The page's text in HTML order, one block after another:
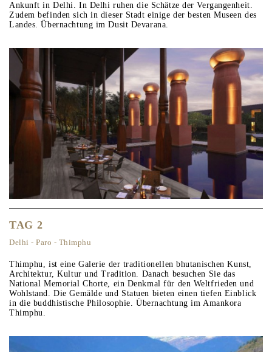
Ankunft in Delhi. In Delhi ruhen die Schätze der Vergangenheit.
Zudem befinden sich in dieser Stadt einige der besten Museen des
Landes. Übernachtung im Dusit Devarana.
TAG 2
Delhi - Paro - Thimphu
Thimphu, ist eine Galerie der traditionellen bhutanischen Kunst,
Architektur, Kultur und Tradition. Danach besuchen Sie das
National Memorial Chorte, ein Denkmal für den Weltfrieden und
Wohlstand. Die Gemälde und Statuen bieten einen tiefen Einblick
in die buddhistische Philosophie. Übernachtung im Amankora
Thimphu.